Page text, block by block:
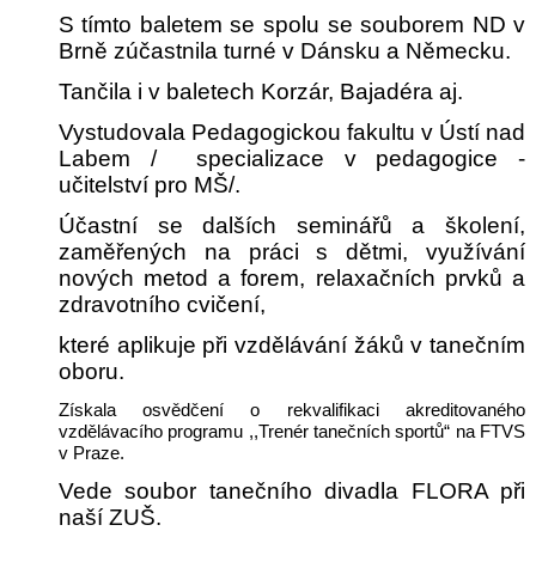
S tímto baletem se spolu se souborem ND v
Brně zúčastnila turné v Dánsku a Německu.
Tančila i v baletech Korzár, Bajadéra aj.
Vystudovala Pedagogickou fakultu v Ústí nad
Labem / specializace v pedagogice -
učitelství pro MŠ/.
Účastní se dalších seminářů a školení,
zaměřených na práci s dětmi, využívání
nových metod a forem, relaxačních prvků a
zdravotního cvičení,
které aplikuje při vzdělávání žáků v tanečním
oboru.
Získala osvědčení o rekvalifikaci akreditovaného
vzdělávacího programu ,,Trenér tanečních sportů“ na FTVS
v Praze.
Vede soubor tanečního divadla FLORA při
naší ZUŠ.